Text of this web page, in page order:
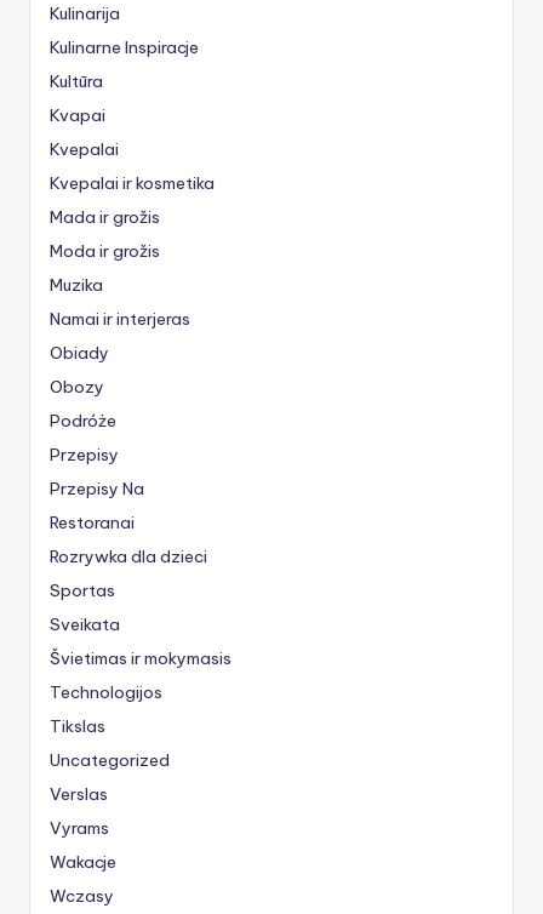
Kulinarija
Kulinarne Inspiracje
Kultūra
Kvapai
Kvepalai
Kvepalai ir kosmetika
Mada ir grožis
Moda ir grožis
Muzika
Namai ir interjeras
Obiady
Obozy
Podróże
Przepisy
Przepisy Na
Restoranai
Rozrywka dla dzieci
Sportas
Sveikata
Švietimas ir mokymasis
Technologijos
Tikslas
Uncategorized
Verslas
Vyrams
Wakacje
Wczasy